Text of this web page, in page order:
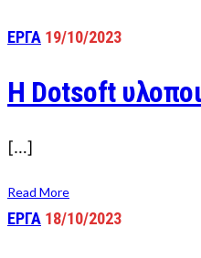
ΕΡΓΑ 19/10/2023
Η Dotsoft
[…]
Read More
ΕΡΓΑ 18/10/2023